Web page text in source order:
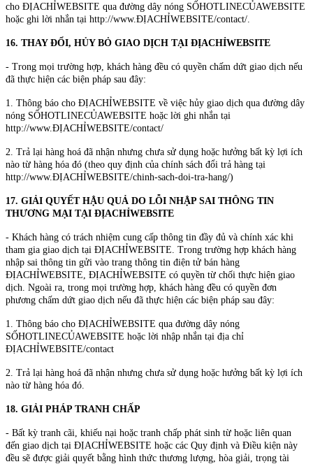
cho ĐỊACHỈWEBSITE qua đường dây nóng SỐHOTLINECỦAWEBSITE
hoặc ghi lời nhắn tại http://www.ĐỊACHỈWEBSITE/contact/.
16. THAY ĐỔI, HỦY BỎ GIAO DỊCH TẠI ĐỊACHỈWEBSITE
- Trong mọi trường hợp, khách hàng đều có quyền chấm dứt giao dịch nếu
đã thực hiện các biện pháp sau đây:
1. Thông báo cho ĐỊACHỈWEBSITE về việc hủy giao dịch qua đường dây
nóng SỐHOTLINECỦAWEBSITE hoặc lời ghi nhắn tại
http://www.ĐỊACHỈWEBSITE/contact/
2. Trả lại hàng hoá đã nhận nhưng chưa sử dụng hoặc hưởng bất kỳ lợi ích
nào từ hàng hóa đó (theo quy định của chính sách đổi trả hàng tại
http://www.ĐỊACHỈWEBSITE/chinh-sach-doi-tra-hang/)
17. GIẢI QUYẾT HẬU QUẢ DO LỖI NHẬP SAI THÔNG TIN
THƯƠNG MẠI TẠI ĐỊACHỈWEBSITE
- Khách hàng có trách nhiệm cung cấp thông tin đầy đủ và chính xác khi
tham gia giao dịch tại ĐỊACHỈWEBSITE. Trong trường hợp khách hàng
nhập sai thông tin gửi vào trang thông tin điện tử bán hàng
ĐỊACHỈWEBSITE, ĐỊACHỈWEBSITE có quyền từ chối thực hiện giao
dịch. Ngoài ra, trong mọi trường hợp, khách hàng đều có quyền đơn
phương chấm dứt giao dịch nếu đã thực hiện các biện pháp sau đây:
1. Thông báo cho ĐỊACHỈWEBSITE qua đường dây nóng
SỐHOTLINECỦAWEBSITE hoặc lời nhập nhắn tại địa chỉ
ĐỊACHỈWEBSITE/contact
2. Trả lại hàng hoá đã nhận nhưng chưa sử dụng hoặc hưởng bất kỳ lợi ích
nào từ hàng hóa đó.
18. GIẢI PHÁP TRANH CHẤP
- Bất kỳ tranh cãi, khiếu nại hoặc tranh chấp phát sinh từ hoặc liên quan
đến giao dịch tại ĐỊACHỈWEBSITE hoặc các Quy định và Điều kiện này
đều sẽ được giải quyết bằng hình thức thương lượng, hòa giải, trọng tài